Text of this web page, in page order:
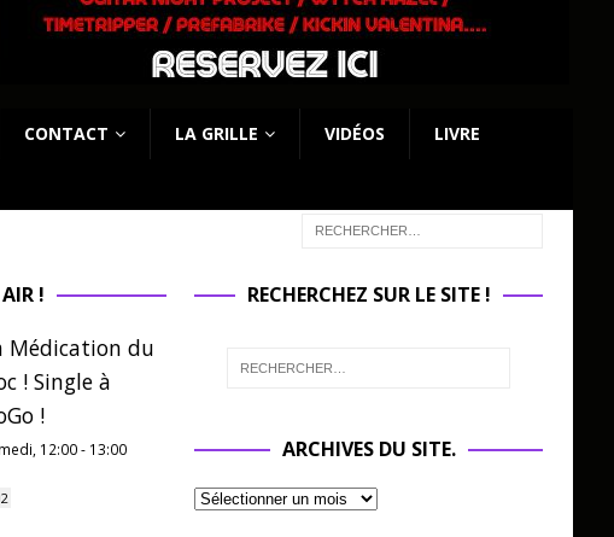
CONTACT LA GRILLE VIDÉOS LIVRE
!
Médication du
! Single à
!
12:00 - 13:00
RECHERCHEZ SUR LE SITE !
ARCHIVES DU SITE.